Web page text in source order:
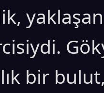
yaklaşan
bir